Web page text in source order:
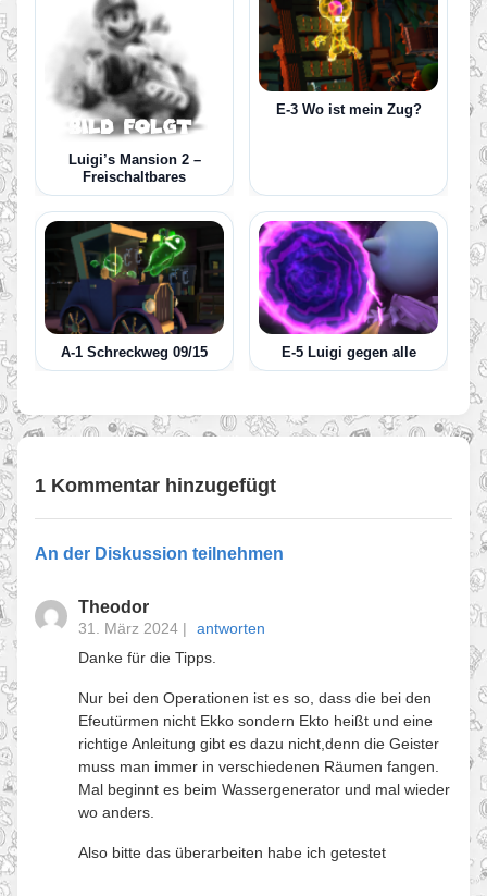
Luigi’s Mansion 2 –
Freischaltbares
E-3 Wo ist mein Zug?
A-1 Schreckweg 09/15 E-5 Luigi gegen alle
1 Kommentar hinzugefügt
An der Diskussion teilnehmen
Theodor
31. März 2024 |
antworten
Danke für die Tipps.
Nur bei den Operationen ist es so, dass die bei den
Efeutürmen nicht Ekko sondern Ekto heißt und eine
richtige Anleitung gibt es dazu nicht,denn die Geister
muss man immer in verschiedenen Räumen fangen.
Mal beginnt es beim Wassergenerator und mal wieder
wo anders.
Also bitte das überarbeiten habe ich getestet